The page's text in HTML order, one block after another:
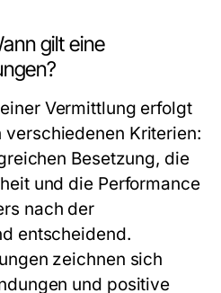
gilt eine
Vermittlung erfolgt
Kriterien:
Besetzung, die
und die Performance
nach der
entscheidend.
zeichnen sich
und positive